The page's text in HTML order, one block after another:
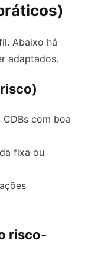
Abaixo há
adaptados.
com boa
fixa ou
risco-